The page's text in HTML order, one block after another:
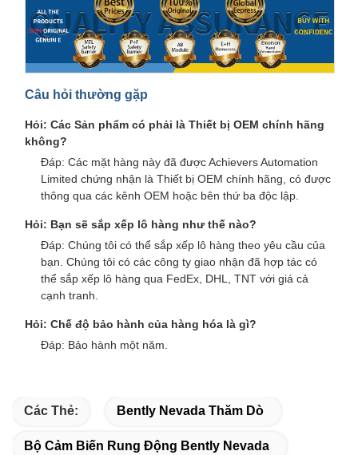
Câu hỏi thường gặp
Hỏi: Các Sản phẩm có phải là Thiết bị OEM chính hãng
không?
Đáp: Các mặt hàng này đã được Achievers Automation
Limited chứng nhận là Thiết bị OEM chính hãng, có được
thông qua các kênh OEM hoặc bên thứ ba độc lập.
Hỏi: Bạn sẽ sắp xếp lô hàng như thế nào?
Đáp: Chúng tôi có thể sắp xếp lô hàng theo yêu cầu của
bạn. Chúng tôi có các công ty giao nhận đã hợp tác có
thể sắp xếp lô hàng qua FedEx, DHL, TNT với giá cả
cạnh tranh.
Hỏi: Chế độ bảo hành của hàng hóa là gì?
Đáp: Bảo hành một năm.
Các Thẻ: Bently Nevada Thăm Dò
Bộ Cảm Biến Rung Động Bently Nevada